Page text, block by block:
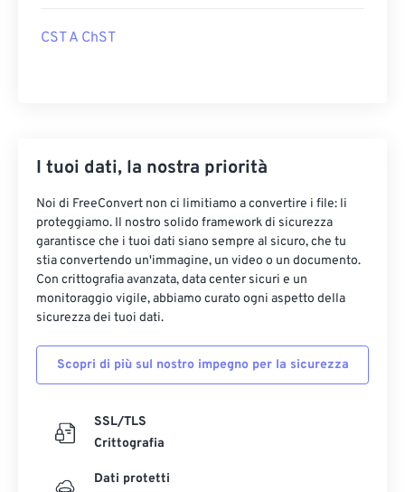
CST A ChST
I tuoi dati, la nostra priorità
Noi di FreeConvert non ci limitiamo a convertire i file: li
proteggiamo. Il nostro solido framework di sicurezza
garantisce che i tuoi dati siano sempre al sicuro, che tu
stia convertendo un'immagine, un video o un documento.
Con crittografia avanzata, data center sicuri e un
monitoraggio vigile, abbiamo curato ogni aspetto della
sicurezza dei tuoi dati.
Scopri di più sul nostro impegno per la sicurezza
SSL/TLS
Crittografia
Dati protetti